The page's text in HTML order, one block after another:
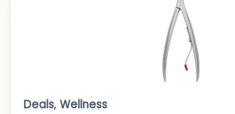
Deals, Wellness